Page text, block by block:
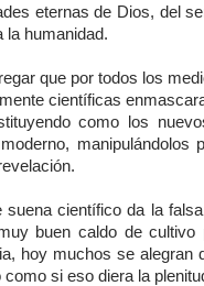
eternas de Dios, del
la humanidad.
que por todos los
científicas
como los
manipulándolos
suena científico da la
buen caldo de
hoy muchos se alegran
si eso diera la